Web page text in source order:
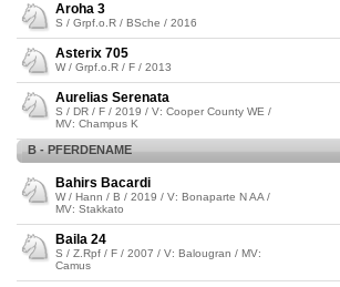
Aroha 3
S / Grpf.o.R / BSche / 2016
Asterix 705
W / Grpf.o.R / F / 2013
Aurelias Serenata
S / DR / F / 2019 / V: Cooper County WE /
MV: Champus K
B - PFERDENAME
Bahirs Bacardi
W / Hann / B / 2019 / V: Bonaparte N AA /
MV: Stakkato
Baila 24
S / Z.Rpf / F / 2007 / V: Balougran / MV:
Camus